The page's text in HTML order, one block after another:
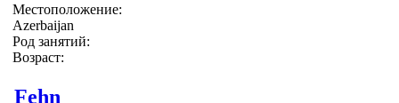
Местоположение:
Azerbaijan
Род занятий:
Возраст:
Fehn